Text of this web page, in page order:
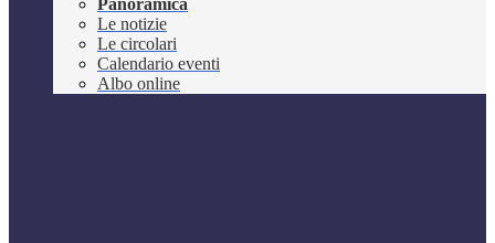
Panoramica
Le notizie
Le circolari
Calendario eventi
Albo online